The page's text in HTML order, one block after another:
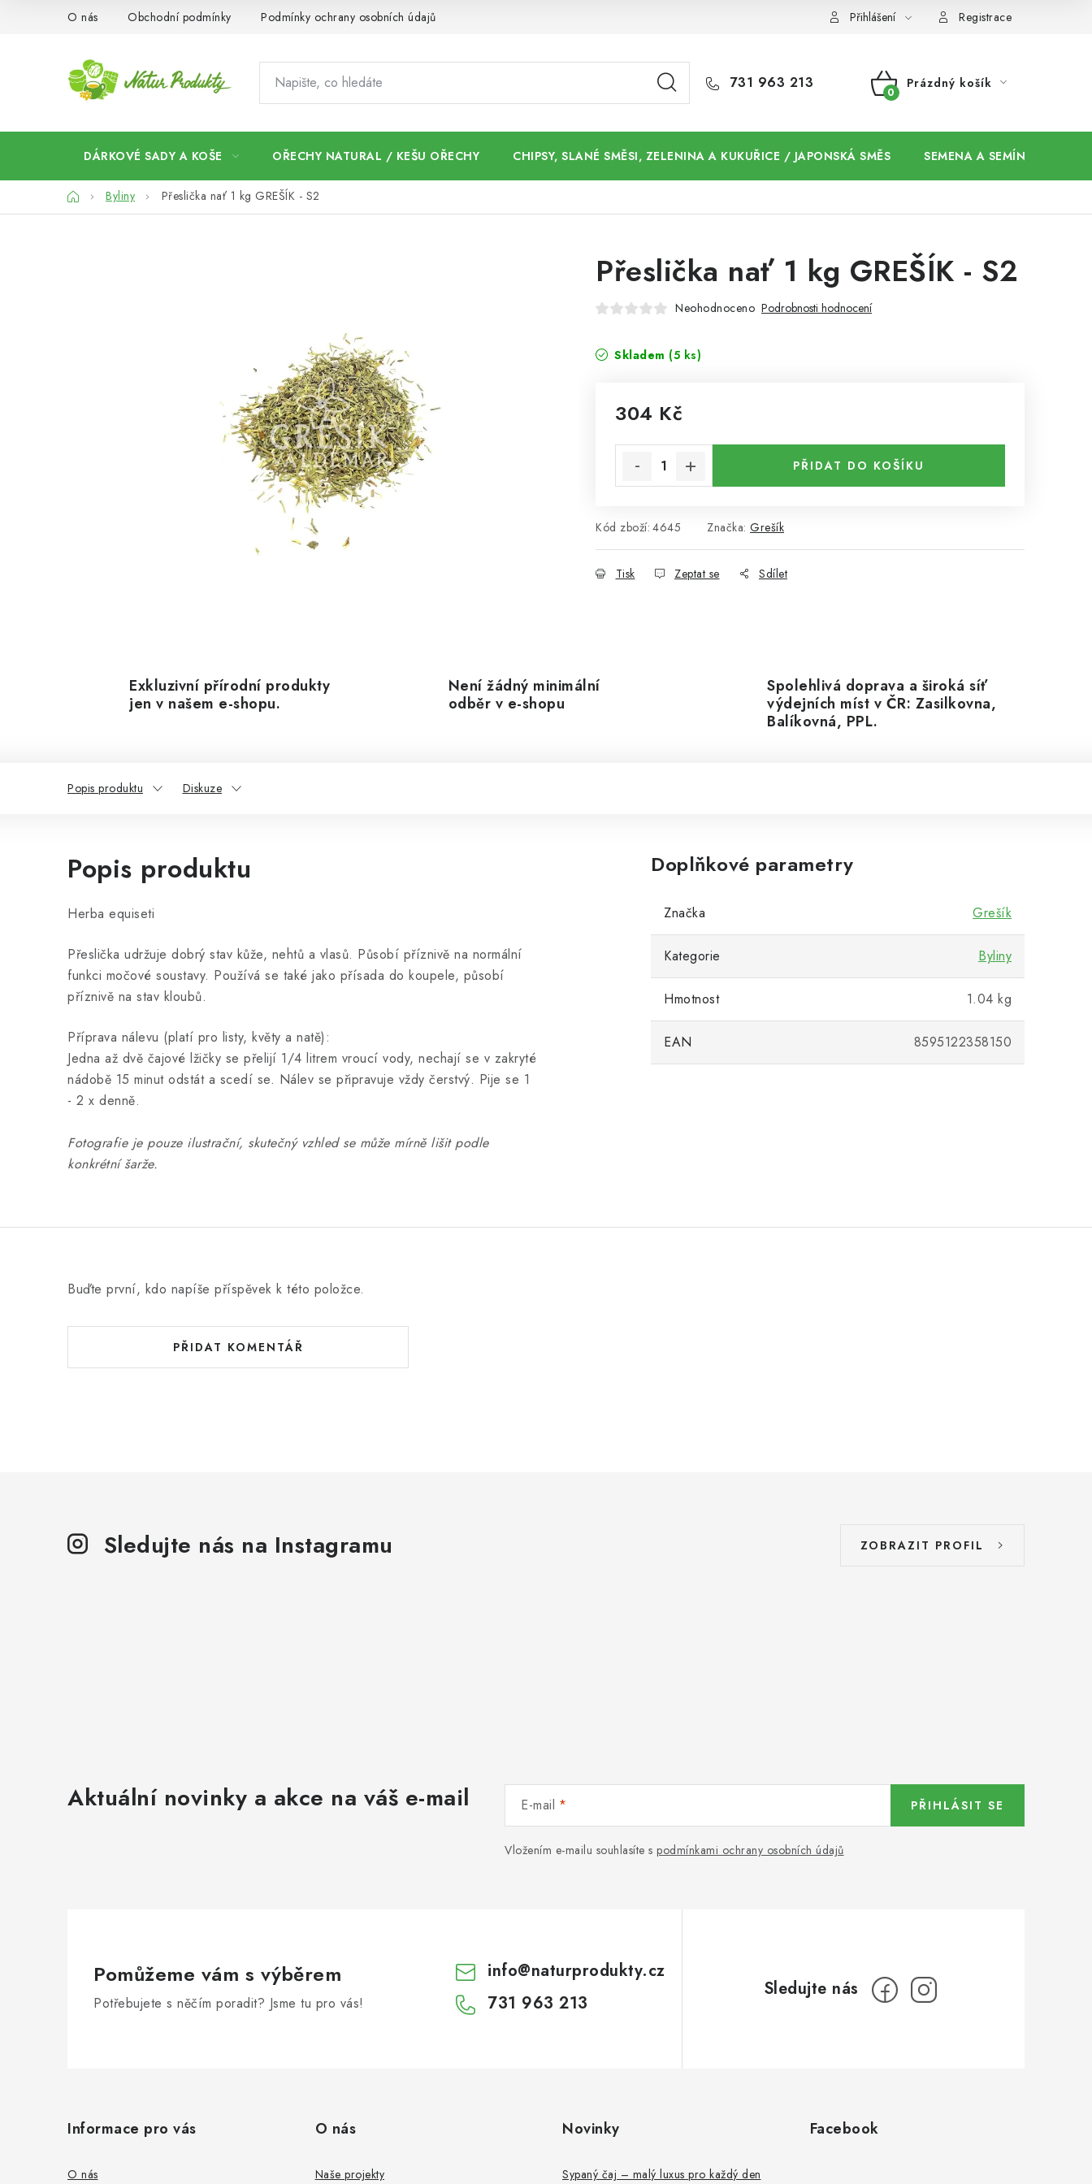
O nás Obchodní podmínky Podmínky ochrany osobních údajů Přihlášení Registrace
731 963 213
NÁKUPNÍ
Prázdný košík
DÁRKOVÉ SADY A KOŠE OŘECHY NATURAL / KEŠU OŘECHY CHIPSY, SLANÉ SMĚSI, ZELENINA A KUKUŘICE / JAPONSKÁ SMĚS SEMENA A SEMÍNKA / CHIA
DomůByliny Přeslička nať 1 kg GREŠÍK - S2
Přeslička nať 1 kg GREŠÍK - S2
Neohodnoceno Podrobnosti hodnocení
Skladem (5 ks)
304 Kč
PŘIDAT DO KOŠÍKU
Kód zboží: 4645 Značka: Grešík
Tisk Zeptat se Sdílet
Exkluzivní přírodní produkty
jen v našem e-shopu.
Není žádný minimální
odběr v e-shopu
Spolehlivá doprava a široká síť
výdejních míst v ČR: Zasilkovna,
Balíkovná, PPL.
Popis produktu Diskuze
Popis produktu
Herba equiseti
Přeslička udržuje dobrý stav kůže, nehtů a vlasů. Působí příznivě na normální
funkci močové soustavy. Používá se také jako přísada do koupele, působí
příznivě na stav kloubů.
Příprava nálevu (platí pro listy, květy a natě):
Jedna až dvě čajové lžičky se přelijí 1/4 litrem vroucí vody, nechají se v zakryté
nádobě 15 minut odstát a scedí se. Nálev se připravuje vždy čerstvý. Pije se 1
- 2 x denně.
Fotografie je pouze ilustrační, skutečný vzhled se může mírně lišit podle
konkrétní šarže.
Doplňkové parametry
Značka Grešík
Kategorie Byliny
Hmotnost 1.04 kg
EAN 8595122358150
Buďte první, kdo napíše příspěvek k této položce.
PŘIDAT KOMENTÁŘ
Sledujte nás na Instagramu ZOBRAZIT PROFIL
Aktuální novinky a akce na váš e-mail E-mail
Vložením e-mailu souhlasíte s podmínkami ochrany osobních údajů
PŘIHLÁSIT SE
Pomůžeme vám s výběrem
Potřebujete s něčím poradit? Jsme tu pro vás!
info@naturprodukty.cz
731 963 213
Informace pro vás
O nás
O nás
Naše projekty
Novinky
Sypaný čaj – malý luxus pro každý den
Facebook